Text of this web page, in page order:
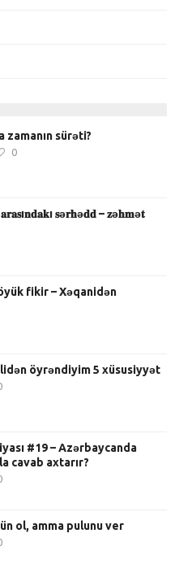
zamanın sürəti?
0
𝐬ə𝐫𝐡ə𝐝𝐝 – 𝐳ə𝐡𝐦ə𝐭
fikir – Xəqanidən
öyrəndiyim 5 xüsusiyyət
#19 – Azərbaycanda
cavab axtarır?
ol, amma pulunu ver